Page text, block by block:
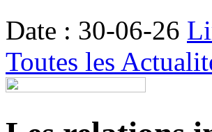
Date : 30-06-26
Toutes les